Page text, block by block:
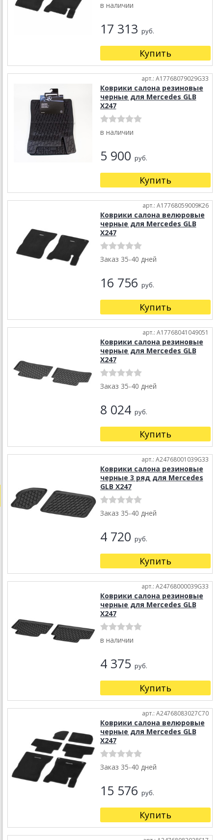
в наличии
17 313 руб.
Купить
арт.: A17768079029G33
Коврики салона резиновые
черные для Mercedes GLB
X247
в наличии
5 900 руб.
Купить
арт.: A17768059009K26
Коврики салона велюровые
черные для Mercedes GLB
X247
Заказ 35-40 дней
16 756 руб.
Купить
арт.: A17768041049051
Коврики салона резиновые
черные для Mercedes GLB
X247
Заказ 35-40 дней
8 024 руб.
Купить
арт.: A24768001039G33
Коврики салона резиновые
черные 3 ряд для Mercedes
GLB X247
Заказ 35-40 дней
4 720 руб.
Купить
арт.: A24768000039G33
Коврики салона резиновые
черные для Mercedes GLB
X247
в наличии
4 375 руб.
Купить
арт.: A24768083027C70
Коврики салона велюровые
черные для Mercedes GLB
X247
Заказ 35-40 дней
15 576 руб.
Купить